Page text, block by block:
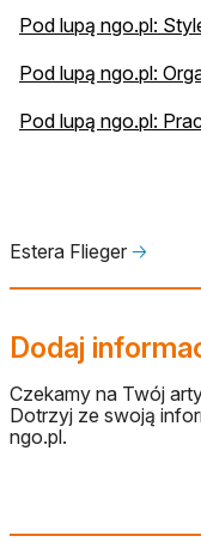
Pod lupą ngo.pl:
Pod lupą ngo.pl:
Pod lupą ngo.pl:
Estera Flieger 🡢
Dodaj
Czekamy na Twój
Dotrzyj ze swoją
ngo.pl.